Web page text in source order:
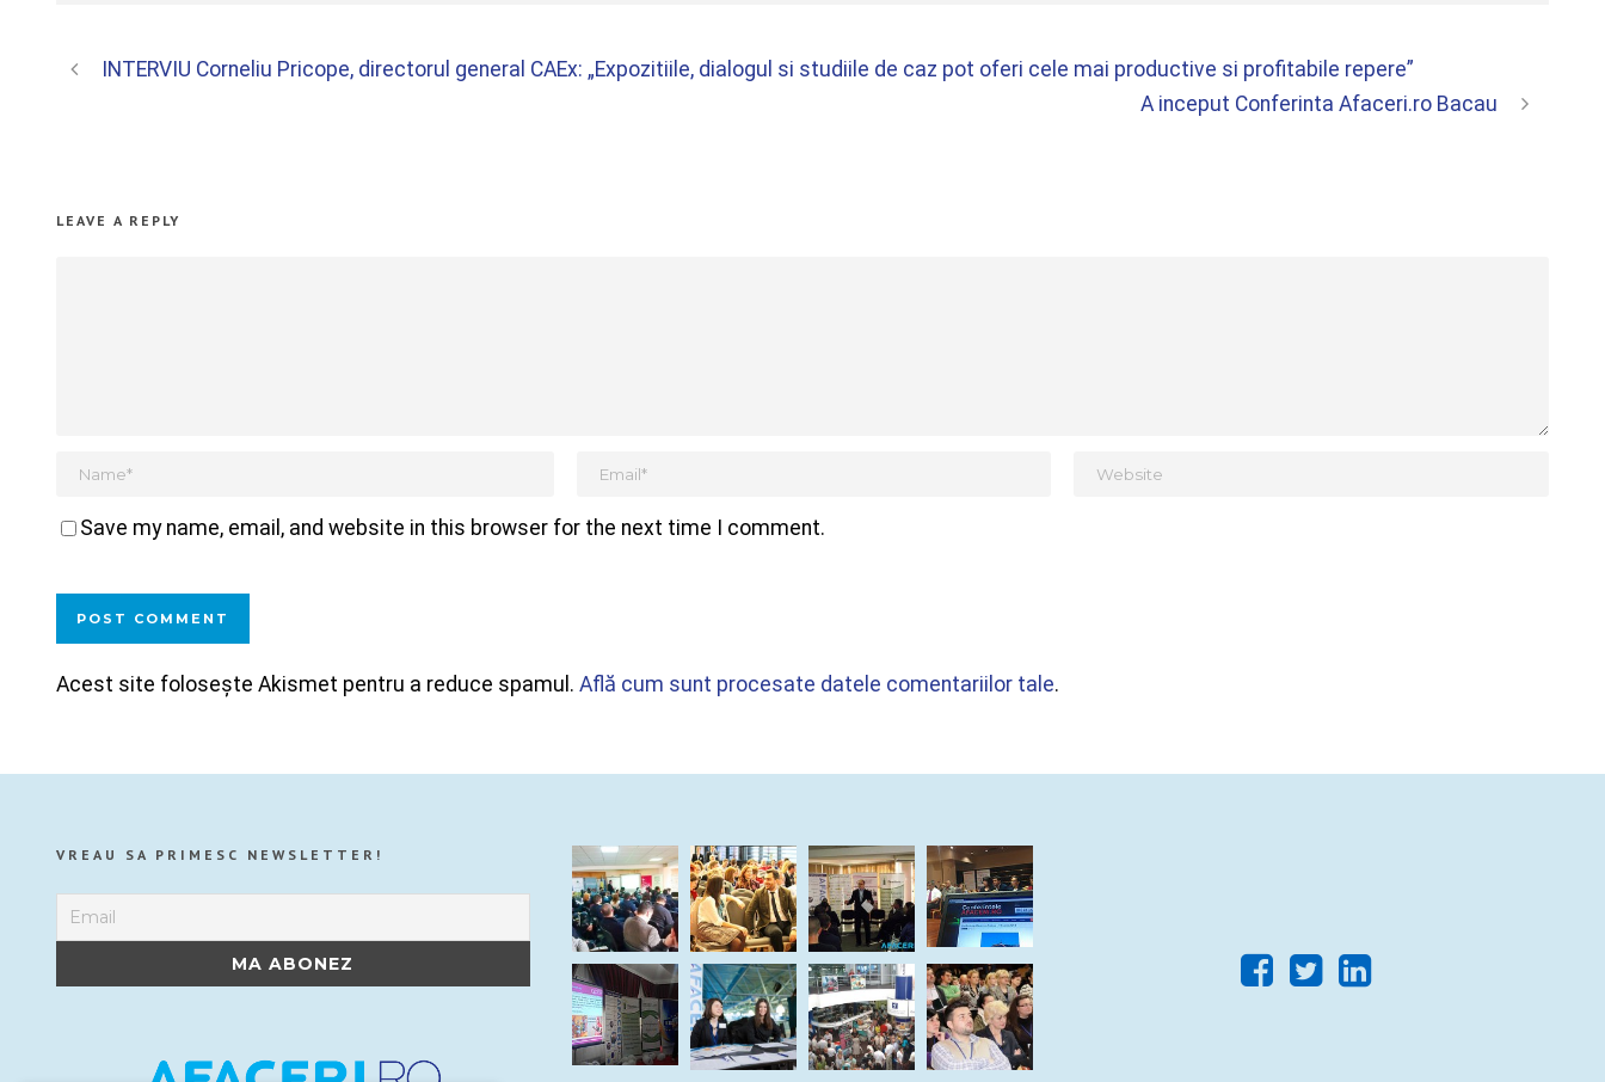
INTERVIU Corneliu Pricope, directorul general CAEx: „Expozitiile, dialogul si studiile de caz pot oferi cele mai productive si profitabile repere”
A inceput Conferinta Afaceri.ro Bacau
LEAVE A REPLY
Save my name, email, and website in this browser for the next time I comment.
Acest site folosește Akismet pentru a reduce spamul. Află cum sunt procesate datele comentariilor tale.
VREAU SA PRIMESC NEWSLETTER!